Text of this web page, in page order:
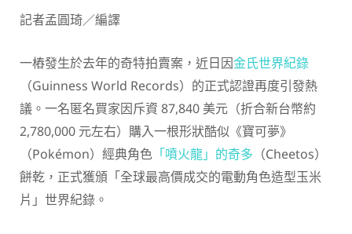
記者孟圓琦／編譯
一樁發生於去年的奇特拍賣案，近日因金氏世界紀錄
（Guinness World Records）的正式認證再度引發熱
議。一名匿名買家因斥資 87,840 美元（折合新台幣約
2,780,000 元左右）購入一根形狀酷似《寶可夢》
（Pokémon）經典角色 「噴火龍」的奇多 （Cheetos）
餅乾，正式獲頒「全球最高價成交的電動角色造型玉米
片」世界紀錄。